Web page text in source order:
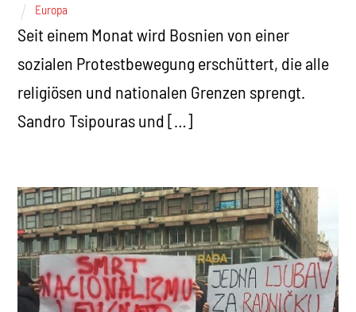
Europa
Seit einem Monat wird Bosnien von einer
sozialen Protestbewegung erschüttert, die alle
religiösen und nationalen Grenzen sprengt.
Sandro Tsipouras und […]